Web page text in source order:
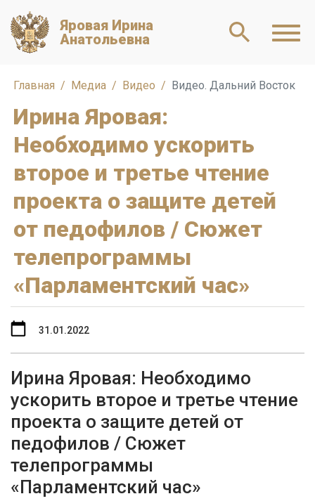
Яровая Ирина
Анатольевна
Главная Медиа Видео Видео. Дальний Восток
Ирина Яровая:
Необходимо ускорить
второе и третье чтение
проекта о защите детей
от педофилов / Сюжет
телепрограммы
«Парламентский час»
Ирина Яровая: Необходимо
ускорить второе и третье чтение
проекта о защите детей от
педофилов / Сюжет
телепрограммы
«Парламентский час»
31.01.2022